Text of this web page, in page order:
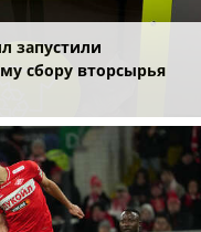
запустили
сбору вторсырья